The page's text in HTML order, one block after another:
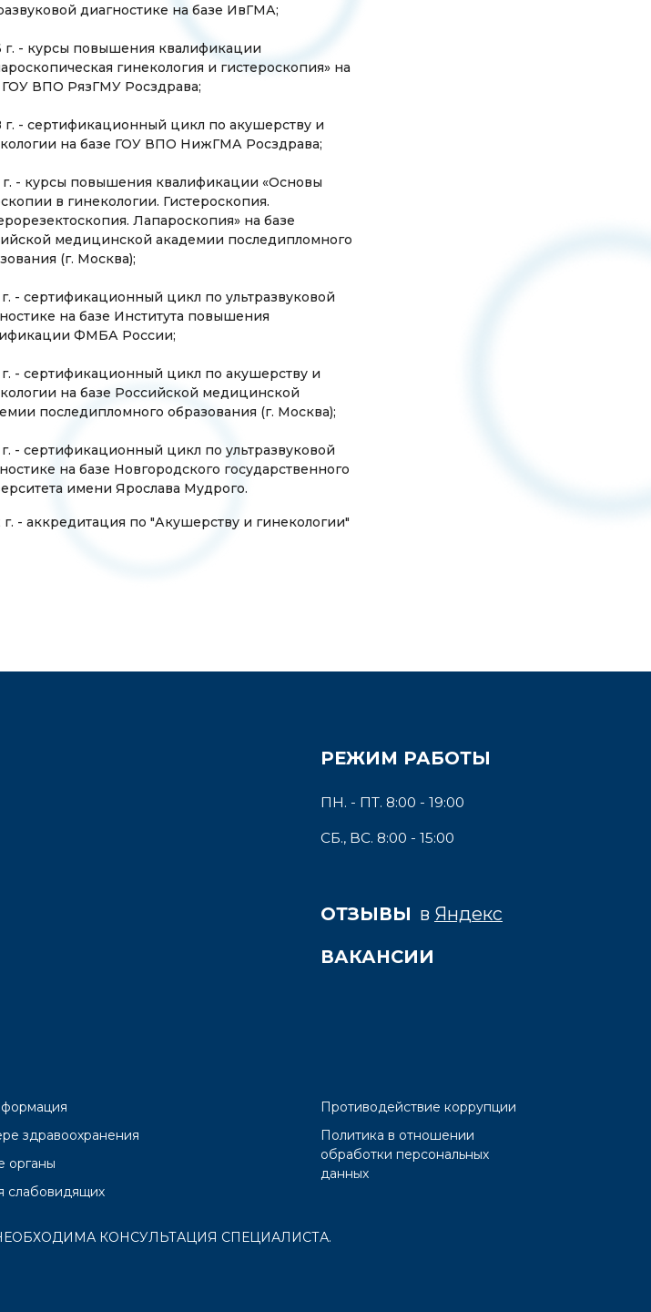
диагностике на базе ИвГМА;
г. - курсы повышения квалификации
гинекология и гистероскопия» на
ГОУ ВПО РязГМУ Росздрава;
г. - сертификационный цикл по акушерству и
на базе ГОУ ВПО НижГМА Росздрава;
г. - курсы повышения квалификации «Основы
в гинекологии. Гистероскопия.
Лапароскопия» на базе
медицинской академии последипломного
(г. Москва);
г. - сертификационный цикл по ультразвуковой
на базе Института повышения
ФМБА России;
г. - сертификационный цикл по акушерству и
на базе Российской медицинской
последипломного образования (г. Москва);
г. - сертификационный цикл по ультразвуковой
на базе Новгородского государственного
имени Ярослава Мудрого.
г. - аккредитация по "Акушерству и гинекологии"
РЕЖИМ РАБОТЫ
ПН. - ПТ. 8:00 - 19:00
СБ., ВС. 8:00 - 15:00
ОТЗЫВЫ в Яндекс
ВАКАНСИИ
здравоохранения
органы
слабовидящих
Противодействие коррупции
Политика в отношении
обработки персональных
данных
КОНСУЛЬТАЦИЯ СПЕЦИАЛИСТА.